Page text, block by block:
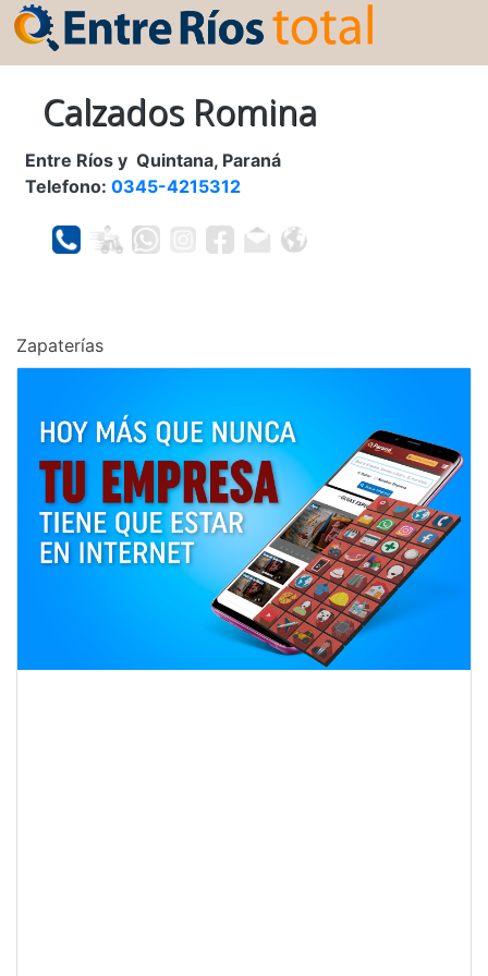
Calzados Romina
Entre Ríos y Quintana, Paraná
Telefono: 0345-4215312
Zapaterías